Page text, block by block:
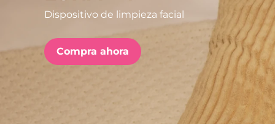
Dispositivo de limpieza facial
Compra ahora
issa™ Teeth Whitening Set
FAQ™ Dual LED Panel